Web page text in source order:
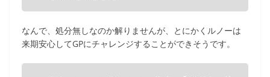
k
なんで、処分無しなのか解りませんが、とにかくルノーは
来期安心してGPにチャレンジすることができそうです。